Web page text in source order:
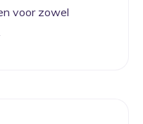
voor zowel